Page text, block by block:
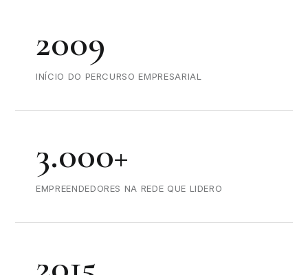
2009
INÍCIO DO PERCURSO EMPRESARIAL
3.000+
EMPREENDEDORES NA REDE QUE LIDERO